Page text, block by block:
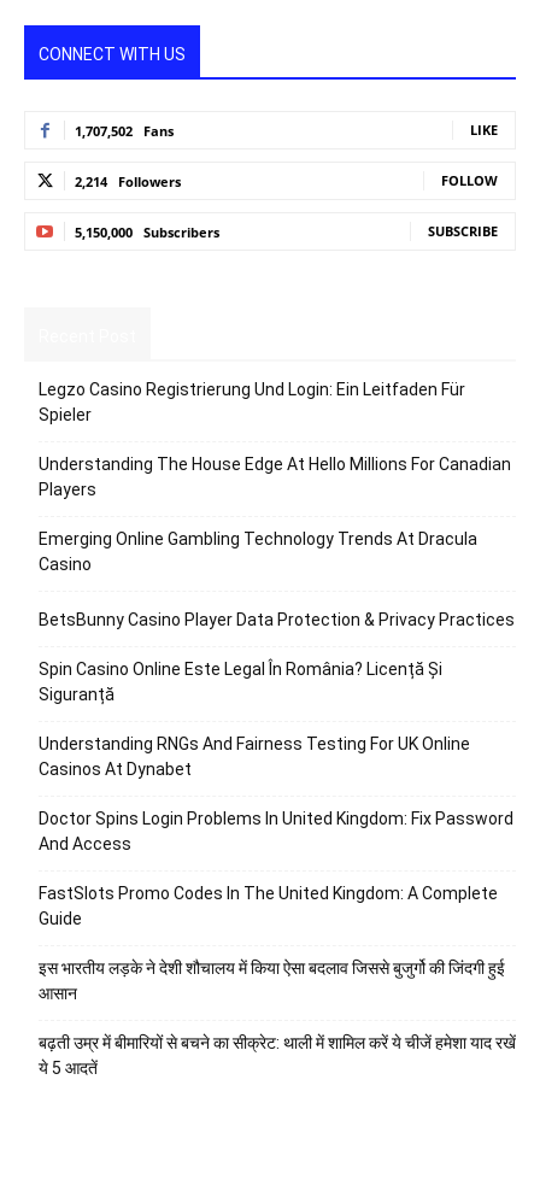
CONNECT WITH US
1,707,502 Fans LIKE
2,214 Followers FOLLOW
5,150,000 Subscribers SUBSCRIBE
Legzo Casino Registrierung Und Login: Ein Leitfaden Für
Spieler
Understanding The House Edge At Hello Millions For Canadian
Players
Emerging Online Gambling Technology Trends At Dracula
Casino
BetsBunny Casino Player Data Protection & Privacy Practices
Spin Casino Online Este Legal În România? Licență Și
Siguranță
Understanding RNGs And Fairness Testing For UK Online
Casinos At Dynabet
Doctor Spins Login Problems In United Kingdom: Fix Password
And Access
FastSlots Promo Codes In The United Kingdom: A Complete
Guide
इस भारतीय लड़के ने देशी शौचालय में किया ऐसा बदलाव जिससे बुजुर्गो की जिंदगी हुई
आसान
बढ़ती उम्र में बीमारियों से बचने का सीक्रेट: थाली में शामिल करें ये चीजें हमेशा याद रखें
ये 5 आदतें